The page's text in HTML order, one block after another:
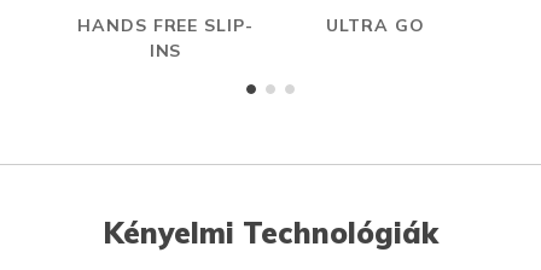
HANDS FREE SLIP-
INS
ULTRA GO
Kényelmi Technológiák